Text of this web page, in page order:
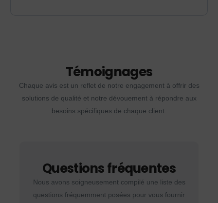
Témoignages
Chaque avis est un reflet de notre engagement à offrir des
solutions de qualité et notre dévouement à répondre aux
besoins spécifiques de chaque client.
Questions fréquentes
Nous avons soigneusement compilé une liste des
questions fréquemment posées pour vous fournir